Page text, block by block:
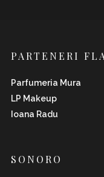
PARTENERI
Parfumeria Mura
LP Makeup
Ioana Radu
SONORO